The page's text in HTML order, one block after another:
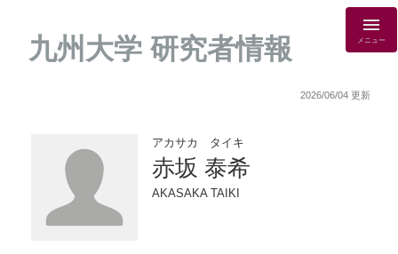
九州大学 研究者情報 メニュー
2026/06/04 更新
アカサカ タイキ
赤坂 泰希
AKASAKA TAIKI